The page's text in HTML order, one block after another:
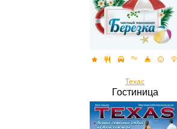
Техас
Гостиница